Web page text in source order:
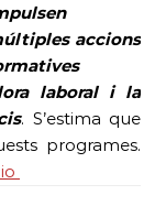
accions
laboral i la
. S’estima que
programes.